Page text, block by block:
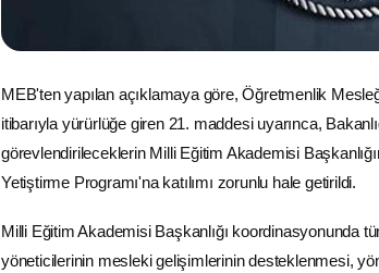
MEB'ten yapılan açıklamaya göre, Öğretmenlik
itibarıyla yürürlüğe giren 21. maddesi uyarınca,
görevlendirileceklerin Milli Eğitim Akademisi
Yetiştirme Programı'na katılımı zorunlu hale getirildi.
Milli Eğitim Akademisi Başkanlığı koordinasyonunda
yöneticilerinin mesleki gelişimlerinin desteklenmesi,